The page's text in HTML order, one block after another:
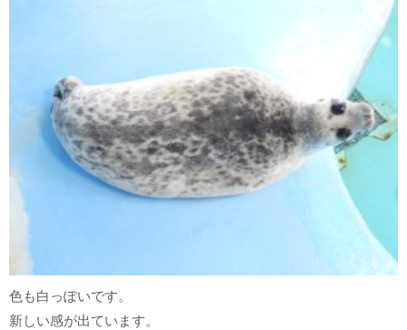
色も白っぽいです。
新しい感が出ています。